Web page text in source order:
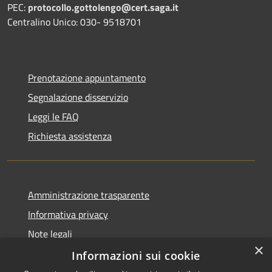
PEC: protocollo.gottolengo@cert.saga.it
Centralino Unico: 030- 9518701
Prenotazione appuntamento
Segnalazione disservizio
Leggi le FAQ
Richiesta assistenza
Amministrazione trasparente
Informativa privacy
Note legali
Dichiarazione di accessibilità
×
Informazioni sui cookie